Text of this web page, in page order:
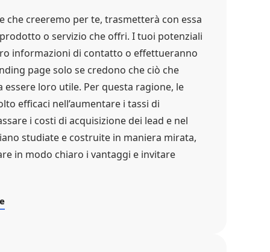
che creeremo per te, trasmetterà con essa
o servizio che offri. I tuoi potenziali
informazioni di contatto o effettueranno
page solo se credono che ciò che
essere loro utile. Per questa ragione, le
efficaci nell’aumentare i tassi di
i costi di acquisizione dei lead e nel
studiate e costruite in maniera mirata,
in modo chiaro i vantaggi e invitare